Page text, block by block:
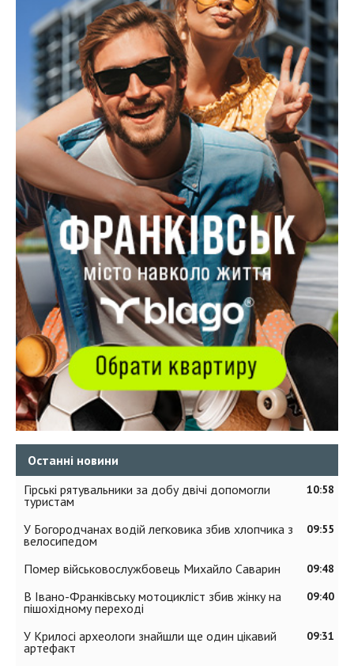
Останні новини
10:58
Гірські рятувальники за добу двічі допомогли
туристам
09:55
У Богородчанах водій легковика збив хлопчика з
велосипедом
09:48
Помер військовослужбовець Михайло Саварин
09:40
В Івано-Франківську мотоцикліст збив жінку на
пішохідному переході
09:31
У Крилосі археологи знайшли ще один цікавий
артефакт